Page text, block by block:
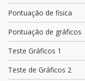
Pontuação de fisica
Pontuação de gráficos
Teste Gráficos 1
Teste de Gráficos 2